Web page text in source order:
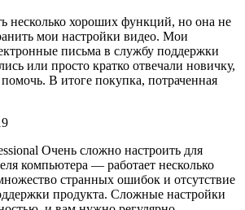
несколько хороших функций, но она не
мои настройки видео. Мои
письма в службу поддержки
или просто кратко отвечали новичку,
В итоге покупка, потраченная
Очень сложно настроить для
компьютера — работает несколько
странных ошибок и отсутствие
продукта. Сложные настройки